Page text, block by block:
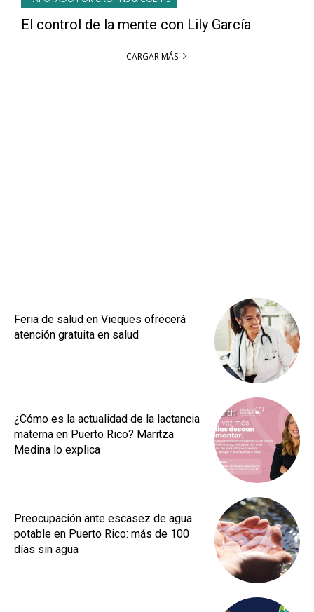
El control de la mente con Lily García
CARGAR MÁS
Feria de salud en Vieques ofrecerá
atención gratuita en salud
¿Cómo es la actualidad de la lactancia
materna en Puerto Rico? Maritza
Medina lo explica
Preocupación ante escasez de agua
potable en Puerto Rico: más de 100
días sin agua